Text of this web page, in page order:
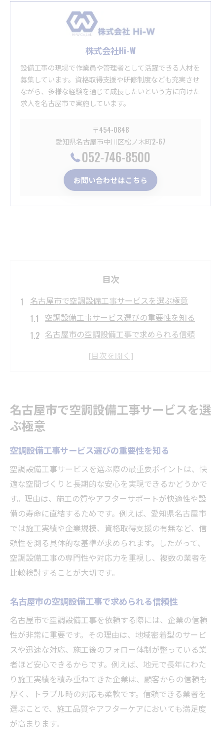
株式会社Hi-W
設備工事の現場で作業員や管理者として活躍できる人材を
募集しています。資格取得支援や研修制度なども充実させ
ながら、多様な経験を通じて成長したいという方に向けた
求人を名古屋市で実施しています。
〒454-0848
愛知県名古屋市中川区松ノ木町2-67
052-746-8500
お問い合わせはこちら
目次
名古屋市で空調設備工事サービスを選ぶ極意
空調設備工事サービス選びの重要性を知る
名古屋市の空調設備工事で求められる信頼
空調設備工事の信頼性を見極めるポイント
空調設備工事の施工品質をチェックする方
法
信頼できる空調設備工事の選び方のコツ
空調設備工事会社の実績と口コミの活用法
保証やアフターサービスの充実度を比較
空調設備工事スタッフの資格や経験の確認
キャリアアップを目指す空調設備工事の道
空調設備工事業界でのキャリアパスを描く
資格取得が空調設備工事の成長を加速
由
空調設備工事の転職成功に必要な準備
現場で身につく空調設備工事の専門技術
施工実績から読み解くサービス選びのコツ
空調設備工事の施工実績が示す信頼性
豊富な実績を持つ空調設備工事の魅力
空調設備工事の施工事例で比較する方法
空調設備工事サービス選びは実績がカギ
利用者の声から空調設備工事会社を選定
名古屋市で空調設備工事サービスを選
ぶ極意
空調設備工事サービス選びの重要性を知る
空調設備工事サービスを選ぶ際の最重要ポイントは、快
適な空間づくりと長期的な安心を実現できるかどうかで
す。理由は、施工の質やアフターサポートが快適性や設
備の寿命に直結するためです。例えば、愛知県名古屋市
では施工実績や企業規模、資格取得支援の有無など、信
頼性を測る具体的な基準が求められます。したがって、
空調設備工事の専門性や対応力を重視し、複数の業者を
比較検討することが大切です。
名古屋市の空調設備工事で求められる信頼性
名古屋市で空調設備工事を依頼する際には、企業の信頼
性が非常に重要です。その理由は、地域密着型のサービ
スや迅速な対応、施工後のフォロー体制が整っている業
者ほど安心できるからです。例えば、地元で長年にわた
り施工実績を積み重ねてきた企業は、顧客からの信頼も
厚く、トラブル時の対応も柔軟です。信頼できる業者を
選ぶことで、施工品質やアフターケアにおいても満足度
が高まります。